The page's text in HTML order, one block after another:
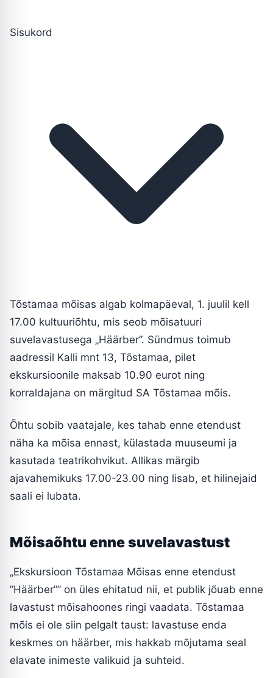
Sisukord
Tõstamaa mõisas algab kolmapäeval, 1. juulil kell
17.00 kultuuriõhtu, mis seob mõisatuuri
suvelavastusega „Häärber”. Sündmus toimub
aadressil Kalli mnt 13, Tõstamaa, pilet
ekskursioonile maksab 10.90 eurot ning
korraldajana on märgitud SA Tõstamaa mõis.
Õhtu sobib vaatajale, kes tahab enne etendust
näha ka mõisa ennast, külastada muuseumi ja
kasutada teatrikohvikut. Allikas märgib
ajavahemikuks 17.00-23.00 ning lisab, et hilinejaid
saali ei lubata.
Mõisaõhtu enne suvelavastust
„Ekskursioon Tõstamaa Mõisas enne etendust
”Häärber”” on üles ehitatud nii, et publik jõuab enne
lavastust mõisahoones ringi vaadata. Tõstamaa
mõis ei ole siin pelgalt taust: lavastuse enda
keskmes on häärber, mis hakkab mõjutama seal
elavate inimeste valikuid ja suhteid.